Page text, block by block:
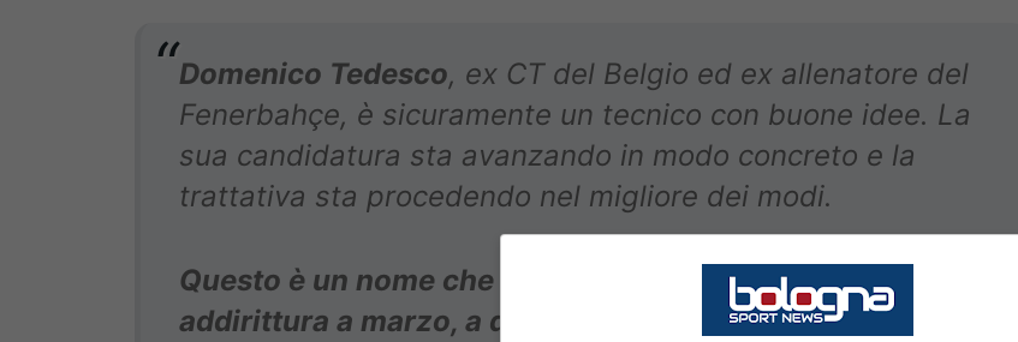
Domenico Tedesco, ex CT del Belgio ed ex allenatore del
Fenerbahçe, è sicuramente un tecnico con buone idee. La
sua candidatura sta avanzando in modo concreto e la
trattativa sta procedendo nel migliore dei modi.
Questo è un nome che era stato anticipato da Luca Cilli
addirittura a marzo, a dimostrazione di quanto il Bologna